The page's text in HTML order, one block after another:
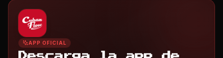
APP OFICIAL
Descarga la app de